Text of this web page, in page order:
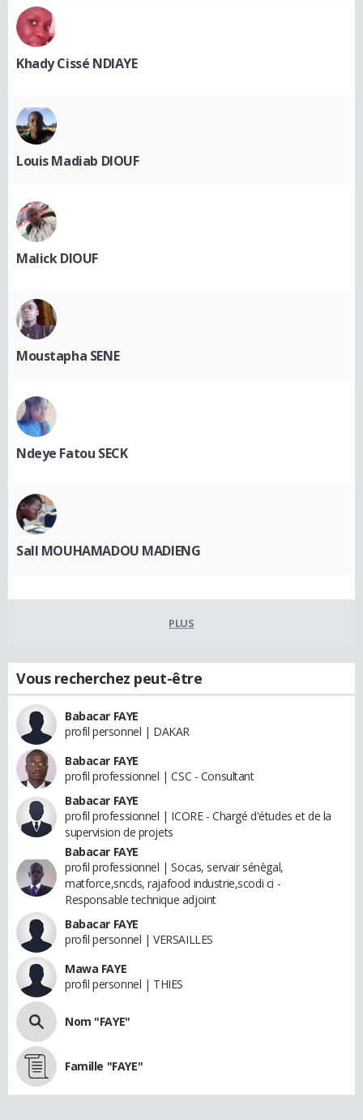
Khady Cissé NDIAYE
Louis Madiab DIOUF
Malick DIOUF
Moustapha SENE
Ndeye Fatou SECK
Sall MOUHAMADOU MADIENG
PLUS
Vous recherchez peut-être
Babacar FAYE
profil personnel | DAKAR
Babacar FAYE
profil professionnel | CSC - Consultant
Babacar FAYE
profil professionnel | ICORE - Chargé d'études et de la
supervision de projets
Babacar FAYE
profil professionnel | Socas, servair sénègal,
matforce,sncds, rajafood industrie,scodi ci -
Responsable technique adjoint
Babacar FAYE
profil personnel | VERSAILLES
Mawa FAYE
profil personnel | THIES
Nom "FAYE"
Famille "FAYE"